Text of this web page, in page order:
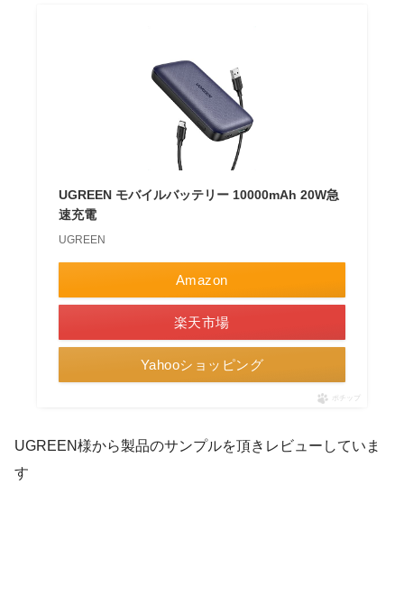
UGREEN モバイルバッテリー 10000mAh 20W急
速充電
UGREEN
Amazon
楽天市場
Yahooショッピング
ポチップ
UGREEN様から製品のサンプルを頂きレビューしていま
す